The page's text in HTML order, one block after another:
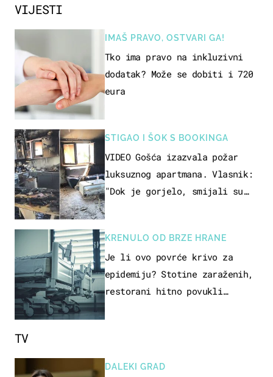
VIJESTI
IMAŠ PRAVO, OSTVARI GA!
Tko ima pravo na inkluzivni
dodatak? Može se dobiti i 720
eura
STIGAO I ŠOK S BOOKINGA
VIDEO Gošća izazvala požar
luksuznog apartmana. Vlasnik:
"Dok je gorjelo, smijali su
KRENULO OD BRZE HRANE
Je li ovo povrće krivo za
epidemiju? Stotine zaraženih,
restorani hitno povukli
TV
DALEKI GRAD